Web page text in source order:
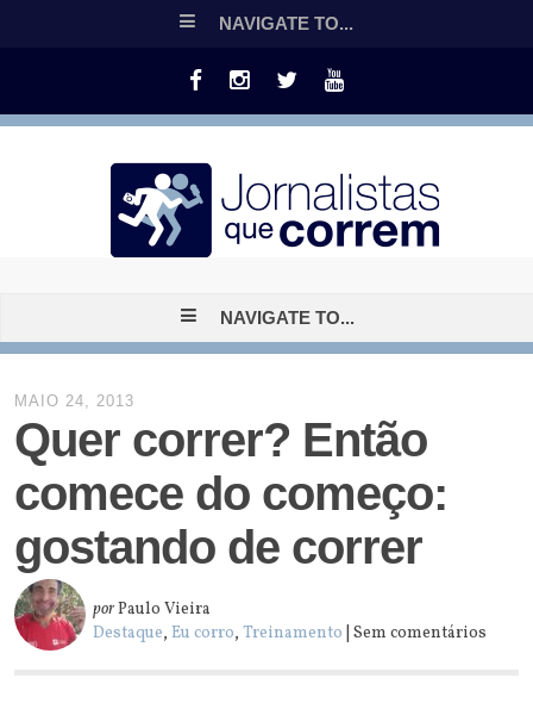
NAVIGATE TO...
NAVIGATE TO...
MAIO 24, 2013
Quer correr? Então
comece do começo:
gostando de correr
porPaulo Vieira
Destaque,Eu corro,Treinamento | Sem comentários